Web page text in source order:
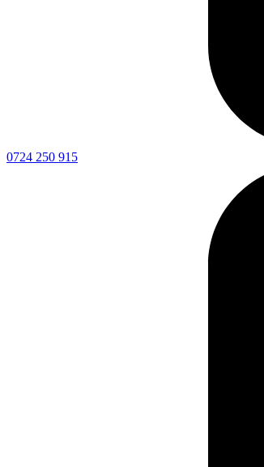
0724 250 915